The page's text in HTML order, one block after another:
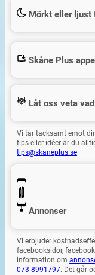
Mörkt eller ljust
Skåne Plus
Låt oss veta
Vi tar tacksamt emot
tips eller idéer är du
tips@skaneplus.se
Annonser
Vi erbjuder
facebooksidor,
information om
073-8991797. Det går